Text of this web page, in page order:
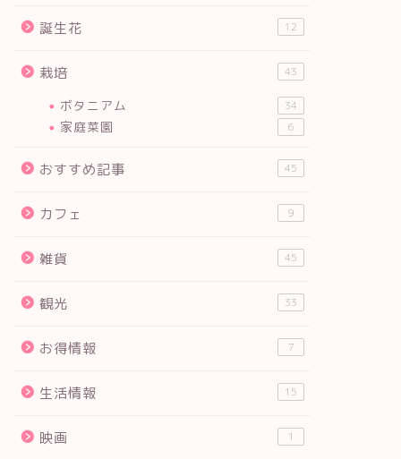
誕生花 12
栽培 43
ボタニアム 34
家庭菜園 6
おすすめ記事 45
カフェ 9
雑貨 45
観光 33
お得情報 7
生活情報 15
映画 1